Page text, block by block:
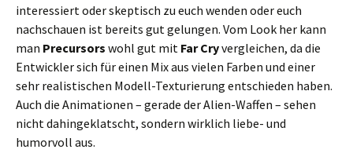
interessiert oder skeptisch zu euch wenden oder euch
nachschauen ist bereits gut gelungen. Vom Look her kann
man Precursors wohl gut mit Far Cryvergleichen, da die
Entwickler sich für einen Mix aus vielen Farben und einer
sehr realistischen Modell-Texturierung entschieden haben.
Auch die Animationen – gerade der Alien-Waffen – sehen
nicht dahingeklatscht, sondern wirklich liebe- und
humorvoll aus.